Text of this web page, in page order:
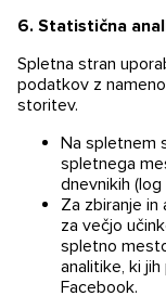
6. Statistična
Spletna stran
podatkov z
storitev.
Na spletnem
spletnega
dnevnikih (log
Za zbiranje
za večjo
spletno
analitike, ki jih
Facebook.